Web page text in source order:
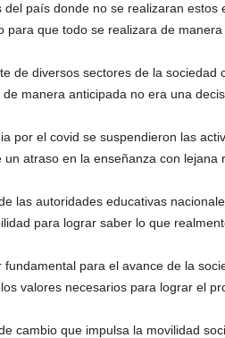
país donde no se realizaran estos
que todo se realizara de manera
de diversos sectores de la sociedad
manera anticipada no era una
por el covid se suspendieron las
atraso en la enseñanza con lejana
las autoridades educativas
para lograr saber lo que
para el avance de la
valores necesarios para lograr el
cambio que impulsa la movilidad